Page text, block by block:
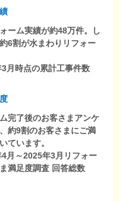
ーム実績が約48万件。し
6割が水まわりリフォー
月時点の累計工事件数
完了後のお客さまアンケ
約9割のお客さまにご満
ています。
月～2025年3月リフォー
満足度調査 回答総数